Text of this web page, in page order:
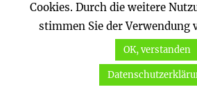
Cookies. Durch die weitere
stimmen Sie der Verwendung
OK, verstanden